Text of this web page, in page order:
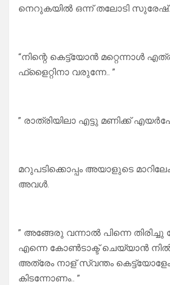
നെറുകയിൽ ഒന്ന് തലോടി സുരേഷ്.
“നിന്റെ കെട്ട്യോൻ മറ്റെന്നാൾ
ഫ്ളൈറ്റിനാ വരുന്നേ.. ”
” രാത്രിയിലാ എട്ടു മണിക്ക്
മറുപടിക്കൊപ്പം അയാളുടെ
അവൾ.
” അങ്ങേരു വന്നാൽ പിന്നെ
എന്നെ കോൺടാക്ട് ചെയ്യാൻ
അത്രേം നാള് സ്വന്തം കെട്ട്യോളേം
കിടന്നോണം.. ”